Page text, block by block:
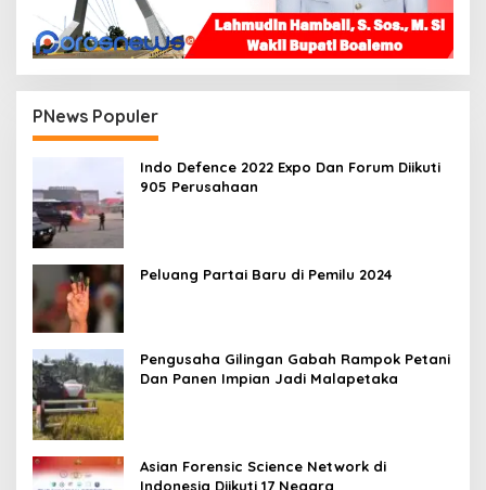
PNews Populer
Indo Defence 2022 Expo Dan Forum Diikuti
905 Perusahaan
Peluang Partai Baru di Pemilu 2024
Pengusaha Gilingan Gabah Rampok Petani
Dan Panen Impian Jadi Malapetaka
Asian Forensic Science Network di
Indonesia Diikuti 17 Negara